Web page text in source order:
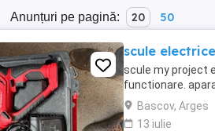
Anunțuri pe pagină: 20 50
scule electrice
scule my project
functionare.
Bascov, Arges
13 iulie